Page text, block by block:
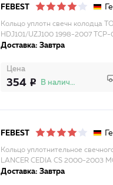
FEBEST
Кольцо уплотн свечн колодца
HDJ101/UZJ100 1998-2007
Доставка: Завтра
Цена
354 В наличии
FEBEST
Кольцо уплотнительное
LANCER CEDIA CS 2000-2003
Доставка: Завтра